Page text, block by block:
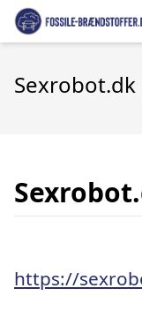
Sexrobot.dk
https://